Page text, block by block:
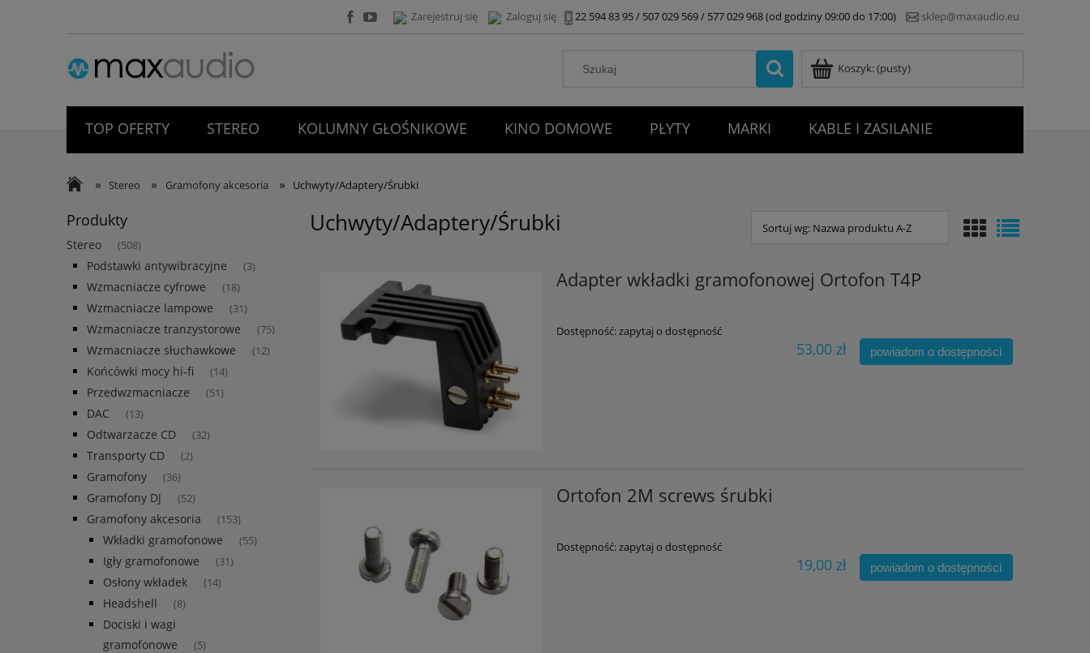
22 594 83 95 / 507 029 569 / 577 029 968 (od godziny 09:00 do 17:00) sklep@maxaudio.eu
Zarejestruj się Zaloguj się
Koszyk:(pusty)
TOP OFERTY STEREO KOLUMNY GŁOŚNIKOWE KINO DOMOWE PŁYTY MARKI
KABLE I ZASILANIE
» Stereo » Gramofony akcesoria » Uchwyty/Adaptery/Śrubki
Produkty
Stereo (508)
Podstawki antywibracyjne (3)
Wzmacniacze cyfrowe (18)
Wzmacniacze lampowe (31)
Wzmacniacze tranzystorowe (75)
Wzmacniacze słuchawkowe (12)
Końcówki mocy hi-fi (14)
Przedwzmacniacze (51)
DAC (13)
Odtwarzacze CD (32)
Transporty CD (2)
Gramofony (36)
Gramofony DJ (52)
Gramofony akcesoria (153)
Wkładki gramofonowe (55)
Igły gramofonowe (31)
Osłony wkładek (14)
Headshell (8)
Dociski i wagi
gramofonowe
(5)
Uchwyty/Adaptery/Śrubki Sortuj wg: Nazwa produktu A-Z
Adapter wkładki gramofonowej Ortofon T4P
Dostępność:zapytaj o dostępność
53,00 zł powiadom o dostępności
Ortofon 2M screws śrubki
Dostępność:zapytaj o dostępność
19,00 zł powiadom o dostępności